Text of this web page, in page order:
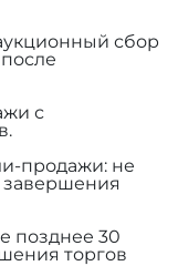
сбор
с
продажи: не
завершения
позднее 30
торгов